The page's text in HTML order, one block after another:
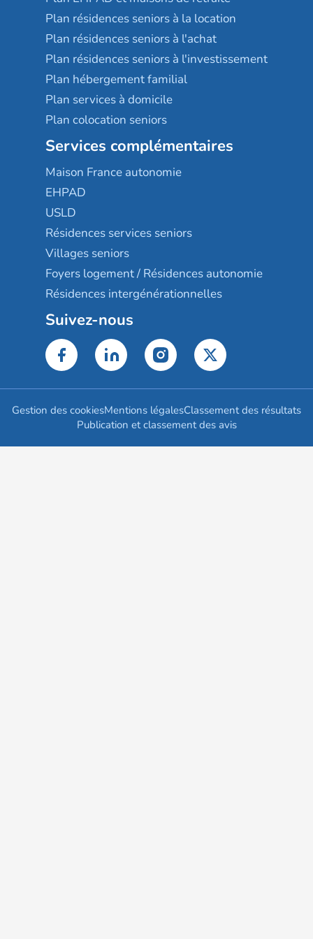
Plan résidences seniors à la location
Plan résidences seniors à l'achat
Plan résidences seniors à l'investissement
Plan hébergement familial
Plan services à domicile
Plan colocation seniors
Services complémentaires
Maison France autonomie
EHPAD
USLD
Résidences services seniors
Villages seniors
Foyers logement / Résidences autonomie
Résidences intergénérationnelles
Suivez-nous
Gestion des cookiesMentions légalesClassement des résultats
Publication et classement des avis